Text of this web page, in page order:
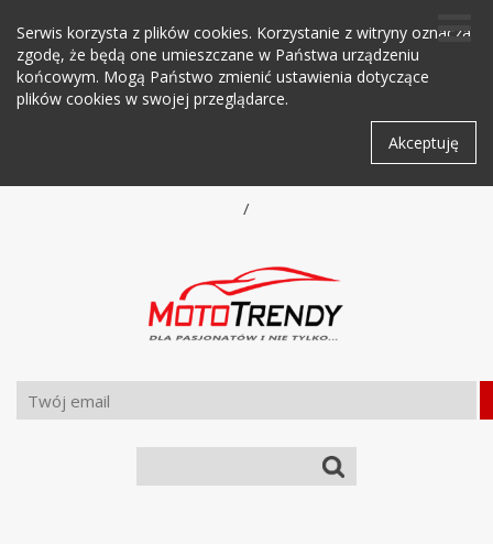
Serwis korzysta z plików cookies. Korzystanie z witryny oznacza
zgodę, że będą one umieszczane w Państwa urządzeniu
końcowym. Mogą Państwo zmienić ustawienia dotyczące
plików cookies w swojej przeglądarce.
Akceptuję
/